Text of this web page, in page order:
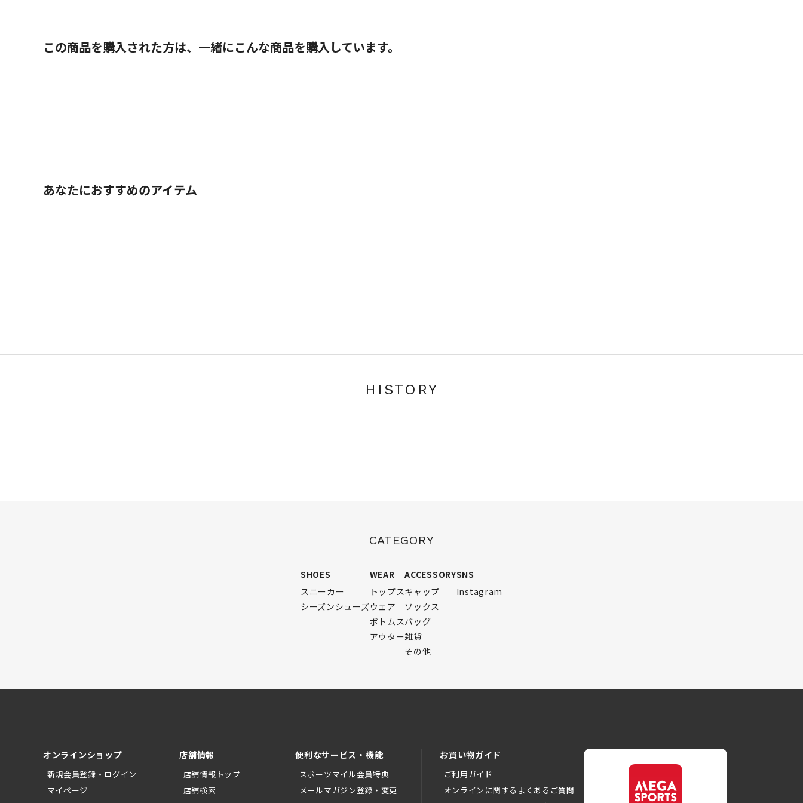
この商品を購入された方は、一緒にこんな商品を購入しています。
あなたにおすすめのアイテム
HISTORY
CATEGORY
SHOES
スニーカー
シーズンシューズ
WEAR
トップス
ウェア
ボトムス
アウター
ACCESSORY
キャップ
ソックス
バッグ
雑貨
その他
SNS
Instagram
オンラインショップ
新規会員登録・ログイン
マイページ
店舗情報
店舗情報トップ
店舗検索
便利なサービス・機能
スポーツマイル会員特典
メールマガジン登録・変更
お買い物ガイド
ご利用ガイド
オンラインに関するよくあるご質問